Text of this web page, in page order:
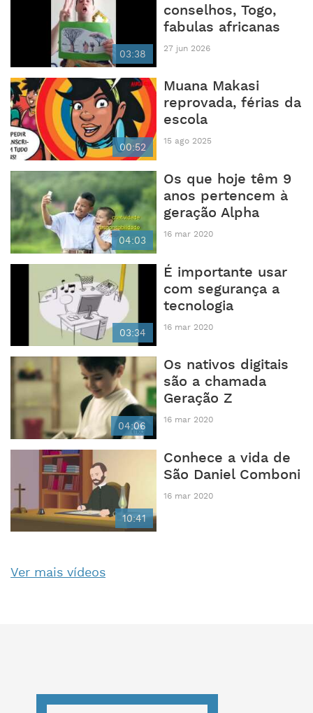
03:38
conselhos, Togo,
fabulas africanas
27 jun 2026
00:52
Muana Makasi
reprovada, férias da
escola
15 ago 2025
04:03
Os que hoje têm 9
anos pertencem à
geração Alpha
16 mar 2020
03:34
É importante usar
com segurança a
tecnologia
16 mar 2020
04:06
Os nativos digitais
são a chamada
Geração Z
16 mar 2020
10:41
Conhece a vida de
São Daniel Comboni
16 mar 2020
Ver mais vídeos